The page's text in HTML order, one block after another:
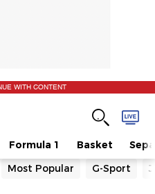
WITH CONTENT
Formula 1 Basket
Most Popular G-Sport